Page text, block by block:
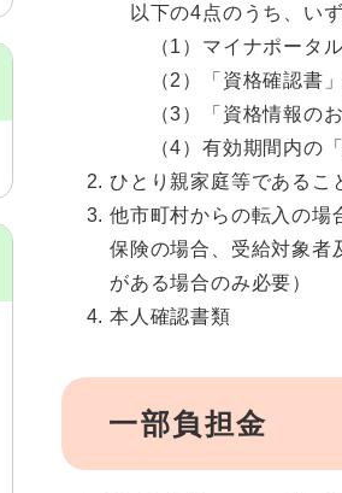
以下の4点のうち、いず
（1）マイナポータル
（2）「資格確認書」
（3）「資格情報のお
（4）有効期間内の「
ひとり親家庭等であるこ
他市町村からの転入の場
保険の場合、受給対象者
がある場合のみ必要）
本人確認書類
一部負担金